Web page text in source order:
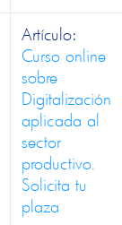
Artículo:
Curso online
sobre
Digitalización
aplicada al
sector
productivo.
Solicita tu
plaza